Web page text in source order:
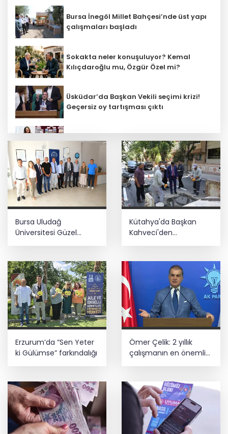
Bursa İnegöl Millet Bahçesi’nde üst yapı
çalışmaları başladı
Sokakta neler konuşuluyor? Kemal
Kılıçdaroğlu mu, Özgür Özel mi?
Üsküdar’da Başkan Vekili seçimi krizi!
Geçersiz oy tartışması çıktı
açıklandı
Başkan Aydın, Osmangazi Doğancı’da
talepleri dinledi
İnşaatta dijital dönem başlıyor... Ruhsat
projelerinde BIM ve e-PYS zorunluluğu
geliyor
Tan Çetinkaya kazandı
Bursa Uludağ
Üniversitesi Güzel
Kütahya'da Başkan
Kahveci'den
Erzurum’da “Sen Yeter
ki Gülümse” farkındalığı
Ömer Çelik: 2 yıllık
çalışmanın en önemli
aşamasındayız